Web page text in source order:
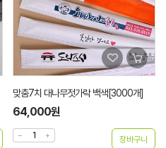
맞춤7치 대나무젓가락 백색[3000개]
64,000원